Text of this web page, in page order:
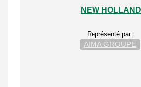
NEW HOLLAND
Représenté par :
AIMA GROUPE